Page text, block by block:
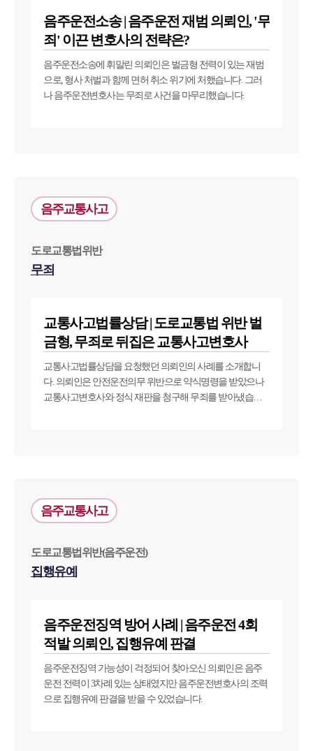
대륜의 강점
AI대륜
업무사례
주요 업무사례
사례분석/최신동향
음주운전소송 | 음주운전 재범 의뢰인, '무
죄' 이끈 변호사의 전략은?
음주운전소송에 휘말린 의뢰인은 벌금형 전력이 있는 재범
으로, 형사 처벌과 함께 면허 취소 위기에 처했습니다. 그러
나 음주운전변호사는 무죄로 사건을 마무리했습니다.
음주교통사고
도로교통법위반
무죄
교통사고법률상담 | 도로교통법 위반 벌
금형, 무죄로 뒤집은 교통사고변호사
교통사고법률상담을 요청했던 의뢰인의 사례를 소개합니
다. 의뢰인은 안전운전의무 위반으로 약식명령을 받았으나
교통사고변호사와 정식 재판을 청구해 무죄를 받아냈습니
음주교통사고
도로교통법위반(음주운전)
집행유예
음주운전징역 방어 사례 | 음주운전 4회
적발 의뢰인, 집행유예 판결
음주운전징역 가능성이 걱정되어 찾아오신 의뢰인은 음주
운전 전력이 3차례 있는 상태였지만 음주운전변호사의 조력
으로 집행유예 판결을 받을 수 있었습니다.